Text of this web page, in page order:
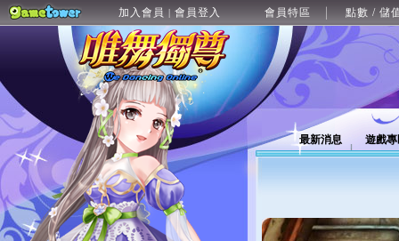
加入會員 | 會員登入 會員特區 點數 / 儲
最新消息 遊戲